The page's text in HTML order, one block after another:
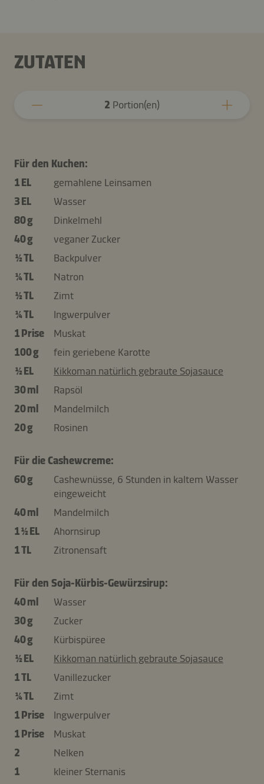
ZUTATEN
2 Portion(en)
Für den Kuchen:
1 EL
gemahlene Leinsamen
3 EL
Wasser
80 g
Dinkelmehl
40 g
veganer Zucker
½ TL
Backpulver
¼ TL
Natron
½ TL
Zimt
¼ TL
Ingwerpulver
1 Prise
Muskat
100 g
fein geriebene Karotte
½ EL
Kikkoman natürlich gebraute Sojasauce
30 ml
Rapsöl
20 ml
Mandelmilch
20 g
Rosinen
Für die Cashewcreme:
60 g
Cashewnüsse, 6 Stunden in kaltem Wasser
eingeweicht
40 ml
Mandelmilch
1 ½ EL
Ahornsirup
1 TL
Zitronensaft
Für den Soja-Kürbis-Gewürzsirup:
40 ml
Wasser
30 g
Zucker
40 g
Kürbispüree
½ EL
Kikkoman natürlich gebraute Sojasauce
1 TL
Vanillezucker
¼ TL
Zimt
1 Prise
Ingwerpulver
1 Prise
Muskat
2
Nelken
1
kleiner Sternanis